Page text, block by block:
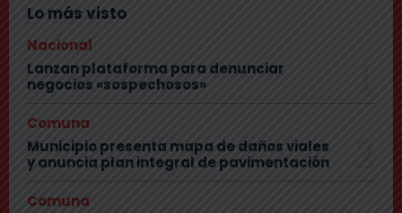
Lo más visto
Nacional
Lanzan plataforma para denunciar
negocios «sospechosos»
Comuna
Municipio presenta mapa de daños viales
y anuncia plan integral de pavimentación
Comuna